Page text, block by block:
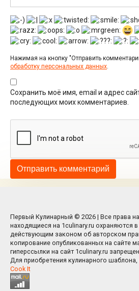
Нажимая на кнопку "Отправить
обработку персональных данных.
Сохранить моё имя, email и адрес
последующих моих комментариев.
Первый Кулинарный © 2026 | Все права
находящиеся на 1culinary.ru охраняются в
действующим законом об авторском
копирование опубликованных на сайте
гиперссылки на сайт 1culinary.ru
Для приобретения кулинарного
Cook It